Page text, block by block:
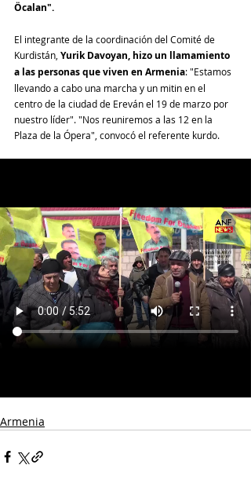
Öcalan".
El integrante de la coordinación del Comité de
Kurdistán, Yurik Davoyan, hizo un llamamiento
a las personas que viven en Armenia: "Estamos
llevando a cabo una marcha y un mitin en el
centro de la ciudad de Ereván el 19 de marzo por
nuestro líder". "Nos reuniremos a las 12 en la
Plaza de la Ópera", convocó el referente kurdo.
Armenia